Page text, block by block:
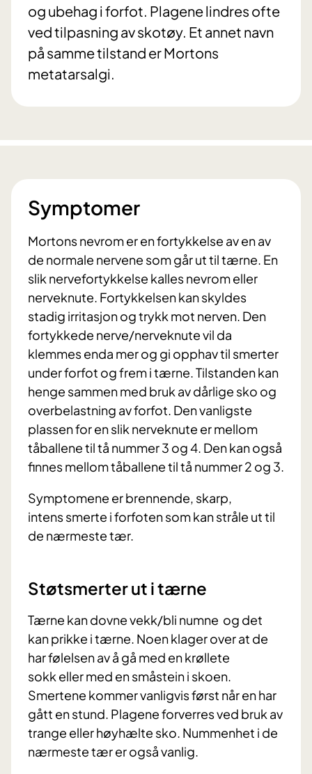
og ubehag i forfot. Plagene lindres ofte
ved tilpasning av skotøy. Et annet navn
på samme tilstand er Mortons
metatarsalgi.
Symptomer
Mortons nevrom er en fortykkelse av en av
de normale nervene som går ut til tærne. En
slik nervefortykkelse kalles nevrom eller
nerveknute. Fortykkelsen kan skyldes
stadig irritasjon og trykk mot nerven. Den
fortykkede nerve/nerveknute vil da
klemmes enda mer og gi opphav til smerter
under forfot og frem i tærne. Tilstanden kan
henge sammen med bruk av dårlige sko og
overbelastning av forfot. Den vanligste
plassen for en slik nerveknute er mellom
tåballene til tå nummer 3 og 4. Den kan også
finnes mellom tåballene til tå nummer 2 og 3.
Symptomene er brennende, skarp,
intens smerte i forfoten som kan stråle ut til
de nærmeste tær.
Støtsmerter ut i tærne
Tærne kan dovne vekk/bli numne og det
kan prikke i tærne. Noen klager over at de
har følelsen av å gå med en krøllete
sokk eller med en småstein i skoen.
Smertene kommer vanligvis først når en har
gått en stund. Plagene forverres ved bruk av
trange eller høyhælte sko. Nummenhet i de
nærmeste tær er også vanlig.